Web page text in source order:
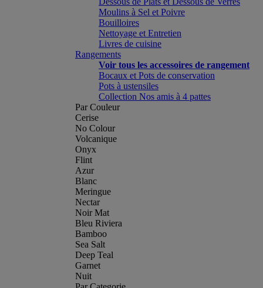
Moulins à Sel et Poivre
Bouilloires
Nettoyage et Entretien
Livres de cuisine
Rangements
Voir tous les accessoires de rangement
Bocaux et Pots de conservation
Pots à ustensiles
Collection Nos amis à 4 pattes
Par Couleur
Cerise
No Colour
Volcanique
Onyx
Flint
Azur
Blanc
Meringue
Nectar
Noir Mat
Bleu Riviera
Bamboo
Sea Salt
Deep Teal
Garnet
Nuit